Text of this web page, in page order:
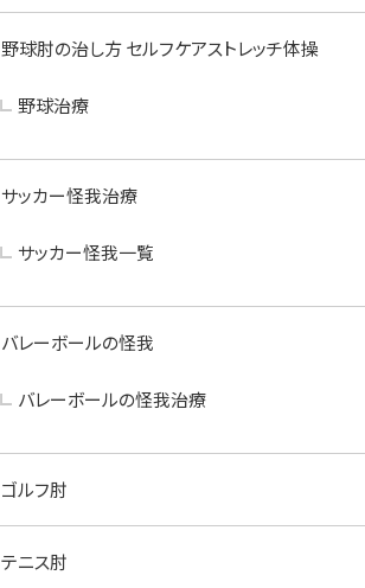
野球肘の治し方 セルフケアストレッチ体操
野球治療
サッカー怪我治療
サッカー怪我一覧
バレーボールの怪我
バレーボールの怪我治療
ゴルフ肘
テニス肘